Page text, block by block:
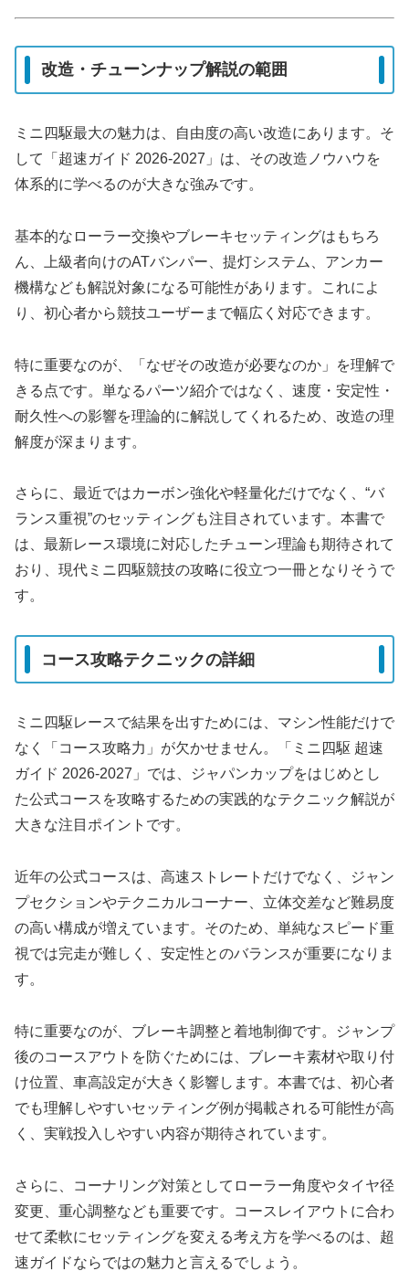
改造・チューンナップ解説の範囲
ミニ四駆最大の魅力は、自由度の高い改造にあります。そ
して「超速ガイド 2026-2027」は、その改造ノウハウを
体系的に学べるのが大きな強みです。
基本的なローラー交換やブレーキセッティングはもちろ
ん、上級者向けのATバンパー、提灯システム、アンカー
機構なども解説対象になる可能性があります。これによ
り、初心者から競技ユーザーまで幅広く対応できます。
特に重要なのが、「なぜその改造が必要なのか」を理解で
きる点です。単なるパーツ紹介ではなく、速度・安定性・
耐久性への影響を理論的に解説してくれるため、改造の理
解度が深まります。
さらに、最近ではカーボン強化や軽量化だけでなく、“バ
ランス重視”のセッティングも注目されています。本書で
は、最新レース環境に対応したチューン理論も期待されて
おり、現代ミニ四駆競技の攻略に役立つ一冊となりそうで
す。
コース攻略テクニックの詳細
ミニ四駆レースで結果を出すためには、マシン性能だけで
なく「コース攻略力」が欠かせません。「ミニ四駆 超速
ガイド 2026-2027」では、ジャパンカップをはじめとし
た公式コースを攻略するための実践的なテクニック解説が
大きな注目ポイントです。
近年の公式コースは、高速ストレートだけでなく、ジャン
プセクションやテクニカルコーナー、立体交差など難易度
の高い構成が増えています。そのため、単純なスピード重
視では完走が難しく、安定性とのバランスが重要になりま
す。
特に重要なのが、ブレーキ調整と着地制御です。ジャンプ
後のコースアウトを防ぐためには、ブレーキ素材や取り付
け位置、車高設定が大きく影響します。本書では、初心者
でも理解しやすいセッティング例が掲載される可能性が高
く、実戦投入しやすい内容が期待されています。
さらに、コーナリング対策としてローラー角度やタイヤ径
変更、重心調整なども重要です。コースレイアウトに合わ
せて柔軟にセッティングを変える考え方を学べるのは、超
速ガイドならではの魅力と言えるでしょう。